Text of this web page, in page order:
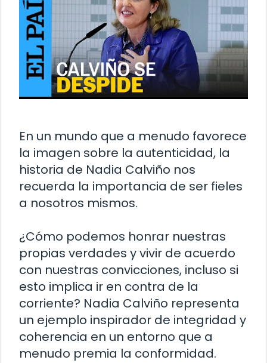
En un mundo que a menudo favorece
la imagen sobre la autenticidad, la
historia de Nadia Calviño nos
recuerda la importancia de ser fieles
a nosotros mismos.
¿Cómo podemos honrar nuestras
propias verdades y vivir de acuerdo
con nuestras convicciones, incluso si
esto implica ir en contra de la
corriente? Nadia Calviño representa
un ejemplo inspirador de integridad y
coherencia en un entorno que a
menudo premia la conformidad.